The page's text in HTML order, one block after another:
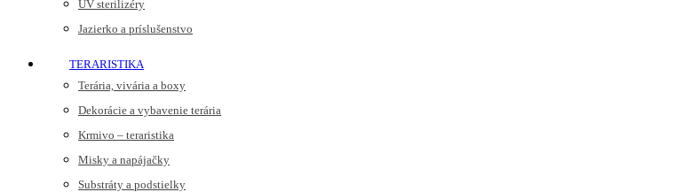
UV sterilizéry
Jazierko a príslušenstvo
TERARISTIKA
Terária, vivária a boxy
Dekorácie a vybavenie terária
Krmivo – teraristika
Misky a napájačky
Substráty a podstielky